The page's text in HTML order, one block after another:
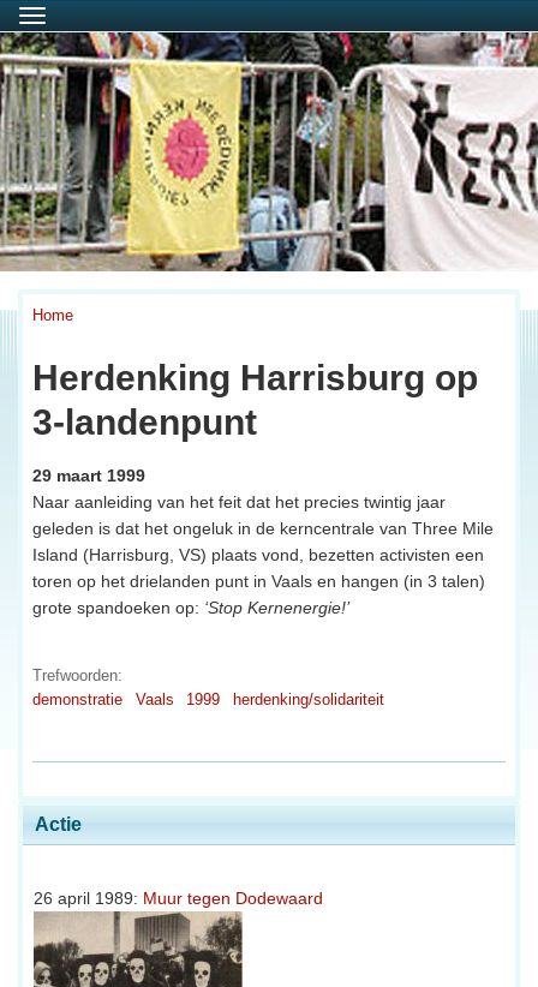
Menu
Actie
26 april 1989: Muur tegen Dodewaard
Home
Herdenking Harrisburg op
3-landenpunt
29 maart 1999
Naar aanleiding van het feit dat het precies twintig jaar
geleden is dat het ongeluk in de kerncentrale van Three Mile
Island (Harrisburg, VS) plaats vond, bezetten activisten een
toren op het drielanden punt in Vaals en hangen (in 3 talen)
grote spandoeken op: ‘Stop Kernenergie!’
Trefwoorden:
demonstratie
Vaals 1999 herdenking/solidariteit